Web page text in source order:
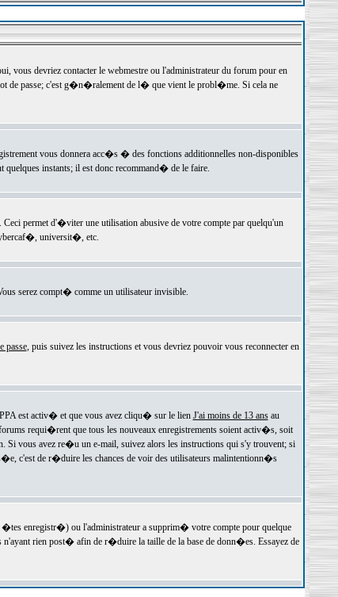
devriez contacter le webmestre ou l'administrateur du forum pour en
de passe; c'est g�n�ralement de l� que vient le probl�me. Si cela ne
vous donnera acc�s � des fonctions additionnelles non-disponibles
instants; il est donc recommand� de le faire.
permet d'�viter une utilisation abusive de votre compte par quelqu'un
universit�, etc.
serez compt� comme un utilisateur invisible.
passe, puis suivez les instructions et vous devriez pouvoir vous reconnecter en
est activ� et que vous avez cliqu� sur le lien J'ai moins de 13 ansau
requi�rent que tous les nouveaux enregistrements soient activ�s, soit
vous avez re�u un e-mail, suivez alors les instructions qui s'y trouvent; si
c'est de r�duire les chances de voir des utilisateurs malintentionn�s
enregistr�) ou l'administrateur a supprim� votre compte pour quelque
rien post� afin de r�duire la taille de la base de donn�es. Essayez de